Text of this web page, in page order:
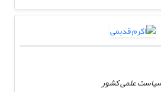
سیاست علمی کشور